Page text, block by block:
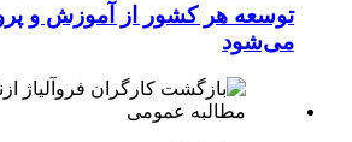
توسعه هر کشور از آموزش و
می‌شود